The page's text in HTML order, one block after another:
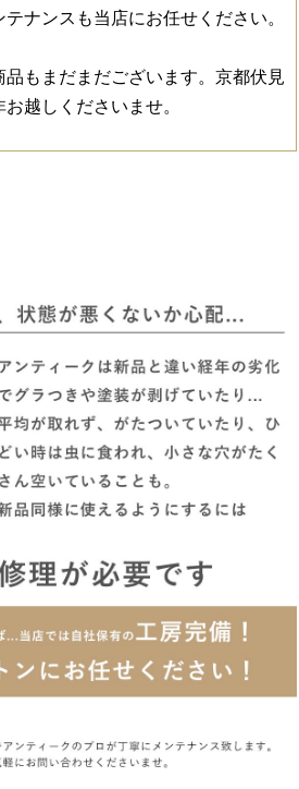
ナンスも当店にお任せください。
もまだまだございます。京都伏見
越しくださいませ。